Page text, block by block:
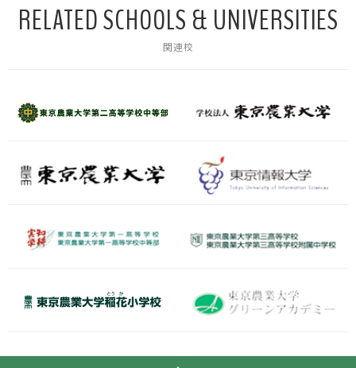
RELATED SCHOOLS & UNIVERSITIES
関連校